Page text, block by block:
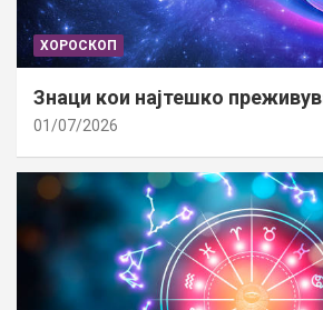
ХОРОСКОП
Знаци кои најтешко
01/07/2026